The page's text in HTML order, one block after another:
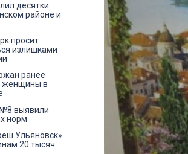
десятки
районе и
просит
излишками
ранее
женщины в
выявили
норм
Ульяновск»
20 тысяч